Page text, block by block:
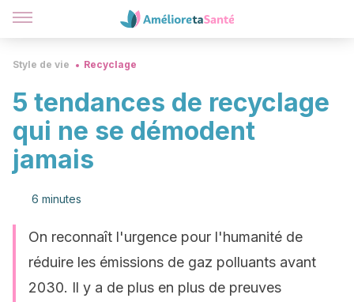
Style de vie Recyclage
5 tendances de recyclage
qui ne se démodent
jamais
6 minutes
On reconnaît l'urgence pour l'humanité de
réduire les émissions de gaz polluants avant
2030. Il y a de plus en plus de preuves